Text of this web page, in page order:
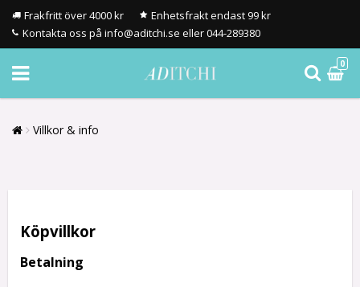
Frakfritt över 4000 kr
Enhetsfrakt endast 99 kr
Kontakta oss på info@aditchi.se eller 044-289380
0
Villkor & info
Köpvillkor
Betalning